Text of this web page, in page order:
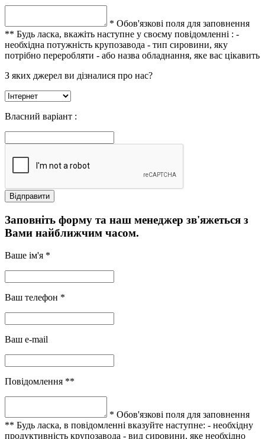
* Обов'язкові поля для заповнення
** Будь ласка, вкажіть наступне у своєму повідомленні : -
необхідна потужність крупозавода - тип сировини, яку
потрібно переробляти - або назва обладнання, яке вас цікавить
З яких джерел ви дізналися про нас?
Власний варіант :
Заповніть форму та наш менеджер зв'яжеться з
Вами найближчим часом.
Ваше ім'я *
Ваш телефон *
Ваш e-mail
Повідомлення **
* Обов'язкові поля для заповнення
** Будь ласка, в повідомленні вказуйте наступне: - необхідну
продуктивність крупозавода - вид сировини, яке необхідно